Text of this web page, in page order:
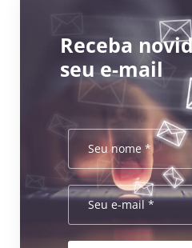
Receba
seu e-mail